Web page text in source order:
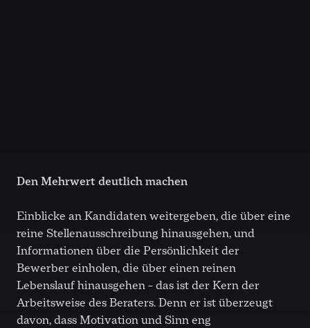
Den Mehrwert deutlich machen
Einblicke an Kandidaten weitergeben, die über eine
reine Stellenausschreibung hinausgehen, und
Informationen über die Persönlichkeit der
Bewerber einholen, die über einen reinen
Lebenslauf hinausgehen – das ist der Kern der
Arbeitsweise des Beraters. Denn er ist überzeugt
davon, dass Motivation und Sinn eng